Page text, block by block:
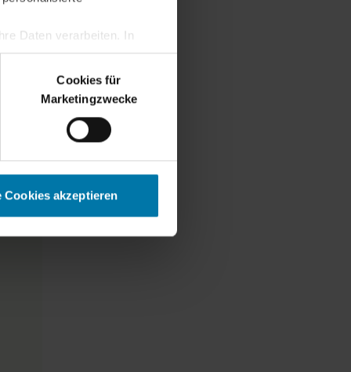
Daten verarbeiten. In
Cookies für
Marketingzwecke
Cookies akzeptieren